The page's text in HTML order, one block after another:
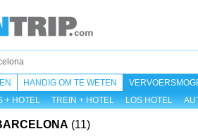
HANDIG OM TE WETEN
+ HOTEL TREIN + HOTEL LOS HOTEL
(11)